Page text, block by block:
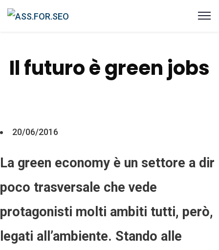
Il futuro è green jobs
20/06/2016
La green economy è un settore a dir
poco trasversale che vede
protagonisti molti ambiti tutti, però,
legati all’ambiente. Stando alle